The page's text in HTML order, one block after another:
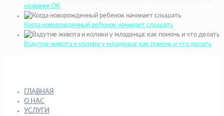
названия ОК
Когда новорожденный ребенок начинает слышать
Вздутие живота и колики у младенца: как помочь и что делать
ГЛАВНАЯ
О НАС
УСЛУГИ